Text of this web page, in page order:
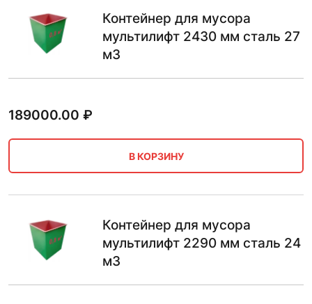
Контейнер для мусора
мультилифт 2430 мм сталь 27
м3
189000.00 ₽
В КОРЗИНУ
Контейнер для мусора
мультилифт 2290 мм сталь 24
м3